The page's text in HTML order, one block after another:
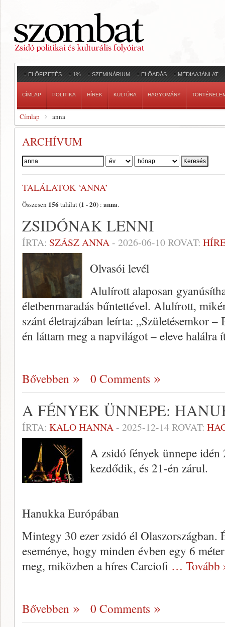
ELŐFIZETÉS 1% SZEMINÁRIUM ELŐADÁS MÉDIAAJÁNLAT
CÍMLAP POLITIKA HÍREK KULTÚRA HAGYOMÁNY
Címlap anna
ARCHÍVUM
Szerző:
TALÁLATOK ‘ANNA’
Összesen 156 találat (1 -20) : anna.
ZSIDÓNAK LENNI
ÍRTA: SZÁSZ ANNA- 2026-06-10ROVAT:
Olvasói levél
Alulírott alaposan
életbenmaradás bűntettével. Alulírott,
szánt életrajzában leírta: „Születésemkor
én láttam meg a napvilágot – eleve halálra
Bővebben 0 Comments
A FÉNYEK ÜNNEPE:
ÍRTA: KALO HANNA- 2025-12-14ROVAT:
A zsidó fények ünnepe
kezdődik, és 21-én zárul.
Hanukka Európában
Mintegy 30 ezer zsidó él Olaszországban.
eseménye, hogy minden évben egy 6
meg, miközben a híres Carciofi … Tovább
Bővebben 0 Comments